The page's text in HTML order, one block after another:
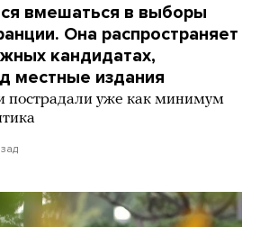
вмешаться в выборы
Она распространяет
кандидатах,
местные издания
пострадали уже как минимум